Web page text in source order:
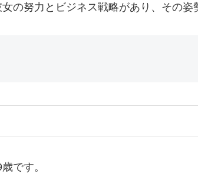
の努力とビジネス戦略があり、その姿
です。